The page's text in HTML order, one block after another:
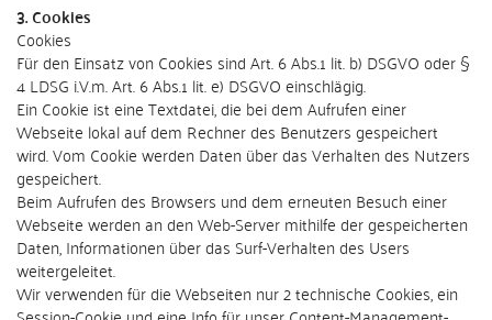
3. Cookies
Cookies
Für den Einsatz von Cookies sind Art. 6 Abs.1 lit. b) DSGVO oder §
4 LDSG i.V.m. Art. 6 Abs.1 lit. e) DSGVO einschlägig.
Ein Cookie ist eine Textdatei, die bei dem Aufrufen einer
Webseite lokal auf dem Rechner des Benutzers gespeichert
wird. Vom Cookie werden Daten über das Verhalten des Nutzers
gespeichert.
Beim Aufrufen des Browsers und dem erneuten Besuch einer
Webseite werden an den Web-Server mithilfe der gespeicherten
Daten, Informationen über das Surf-Verhalten des Users
weitergeleitet.
Wir verwenden für die Webseiten nur 2 technische Cookies, ein